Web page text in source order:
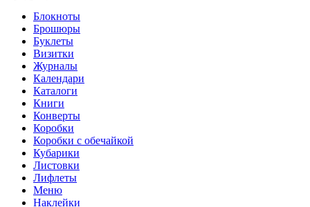
Блокноты
Брошюры
Буклеты
Визитки
Журналы
Календари
Каталоги
Книги
Конверты
Коробки
Коробки с обечайкой
Кубарики
Листовки
Лифлеты
Меню
Наклейки